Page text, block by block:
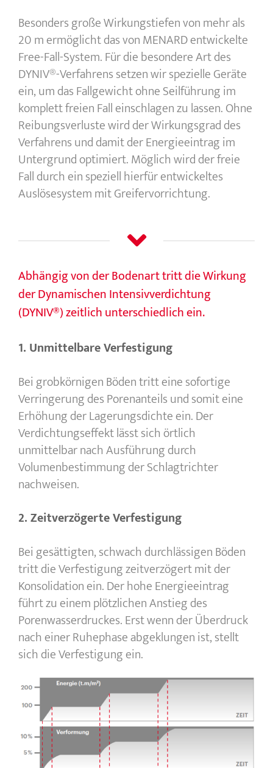
Besonders große Wirkungstiefen von mehr als
20 m ermöglicht das von MENARD entwickelte
Free-Fall-System. Für die besondere Art des
DYNIV®-Verfahrens setzen wir spezielle Geräte
ein, um das Fallgewicht ohne Seilführung im
komplett freien Fall einschlagen zu lassen. Ohne
Reibungsverluste wird der Wirkungsgrad des
Verfahrens und damit der Energieeintrag im
Untergrund optimiert. Möglich wird der freie
Fall durch ein speziell hierfür entwickeltes
Auslösesystem mit Greifervorrichtung.
Abhängig von der Bodenart tritt die Wirkung
der Dynamischen Intensivverdichtung
(DYNIV®) zeitlich unterschiedlich ein.
1. Unmittelbare Verfestigung
Bei grobkörnigen Böden tritt eine sofortige
Verringerung des Porenanteils und somit eine
Erhöhung der Lagerungsdichte ein. Der
Verdichtungseffekt lässt sich örtlich
unmittelbar nach Ausführung durch
Volumenbestimmung der Schlagtrichter
nachweisen.
2. Zeitverzögerte Verfestigung
Bei gesättigten, schwach durchlässigen Böden
tritt die Verfestigung zeitverzögert mit der
Konsolidation ein. Der hohe Energieeintrag
führt zu einem plötzlichen Anstieg des
Porenwasserdruckes. Erst wenn der Überdruck
nach einer Ruhephase abgeklungen ist, stellt
sich die Verfestigung ein.